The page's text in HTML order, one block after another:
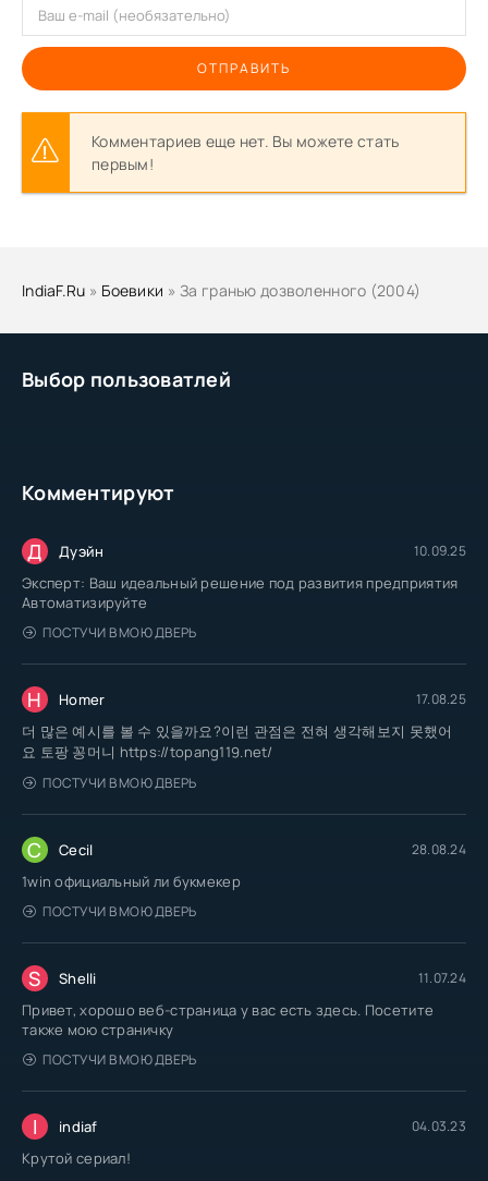
Выбор пользоватлей
Комментируют
Д Дуэйн 10.09.25
Эксперт: Ваш идеальный решение под развития предприятия
Автоматизируйте
ПОСТУЧИ В МОЮ ДВЕРЬ
H Homer 17.08.25
더 많은 예시를 볼 수 있을까요?이런 관점은 전혀 생각해보지 못했어
요 토팡 꽁머니 https://topang119.net/
ПОСТУЧИ В МОЮ ДВЕРЬ
C Cecil 28.08.24
1win официальный ли букмекер
ПОСТУЧИ В МОЮ ДВЕРЬ
S Shelli 11.07.24
Привет, хорошо веб-страница у вас есть здесь. Посетите
также мою страничку
ПОСТУЧИ В МОЮ ДВЕРЬ
I indiaf 04.03.23
Крутой сериал!
ОТПРАВИТЬ
Комментариев еще нет. Вы можете стать
первым!
IndiaF.Ru » Боевики » За гранью дозволенного (2004)